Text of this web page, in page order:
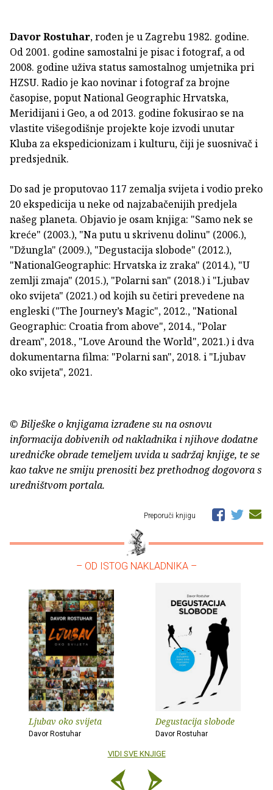
Davor Rostuhar, rođen je u Zagrebu 1982. godine.
Od 2001. godine samostalni je pisac i fotograf, a od
2008. godine uživa status samostalnog umjetnika pri
HZSU. Radio je kao novinar i fotograf za brojne
časopise, poput National Geographic Hrvatska,
Meridijani i Geo, a od 2013. godine fokusirao se na
vlastite višegodišnje projekte koje izvodi unutar
Kluba za ekspedicionizam i kulturu, čiji je suosnivač i
predsjednik.
Do sad je proputovao 117 zemalja svijeta i vodio preko
20 ekspedicija u neke od najzabačenijih predjela
našeg planeta. Objavio je osam knjiga: "Samo nek se
kreće" (2003.), "Na putu u skrivenu dolinu" (2006.),
"Džungla" (2009.), "Degustacija slobode" (2012.),
"NationalGeographic: Hrvatska iz zraka" (2014.), "U
zemlji zmaja" (2015.), "Polarni san" (2018.) i "Ljubav
oko svijeta" (2021.) od kojih su četiri prevedene na
engleski ("The Journey’s Magic", 2012., "National
Geographic: Croatia from above", 2014., "Polar
dream", 2018., "Love Around the World", 2021.) i dva
dokumentarna filma: "Polarni san", 2018. i "Ljubav
oko svijeta", 2021.
© Bilješke o knjigama izrađene su na osnovu
informacija dobivenih od nakladnika i njihove dodatne
uredničke obrade temeljem uvida u sadržaj knjige, te se
kao takve ne smiju prenositi bez prethodnog dogovora s
uredništvom portala.
Preporuči knjigu
– OD ISTOG NAKLADNIKA –
Ljubav oko svijeta
Davor Rostuhar
Degustacija slobode
Davor Rostuhar
VIDI SVE KNJIGE